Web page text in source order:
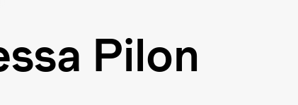
Pilon